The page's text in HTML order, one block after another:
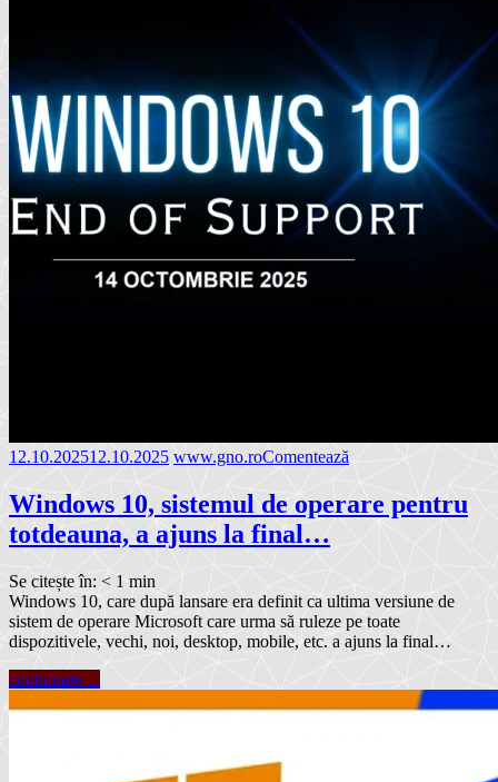
12.10.202512.10.2025 www.gno.roComentează
Windows 10, sistemul de operare pentru
totdeauna, a ajuns la final…
Se citește în: < 1 min
Windows 10, care după lansare era definit ca ultima versiune de
sistem de operare Microsoft care urma să ruleze pe toate
dispozitivele, vechi, noi, desktop, mobile, etc. a ajuns la final…
continuare ...